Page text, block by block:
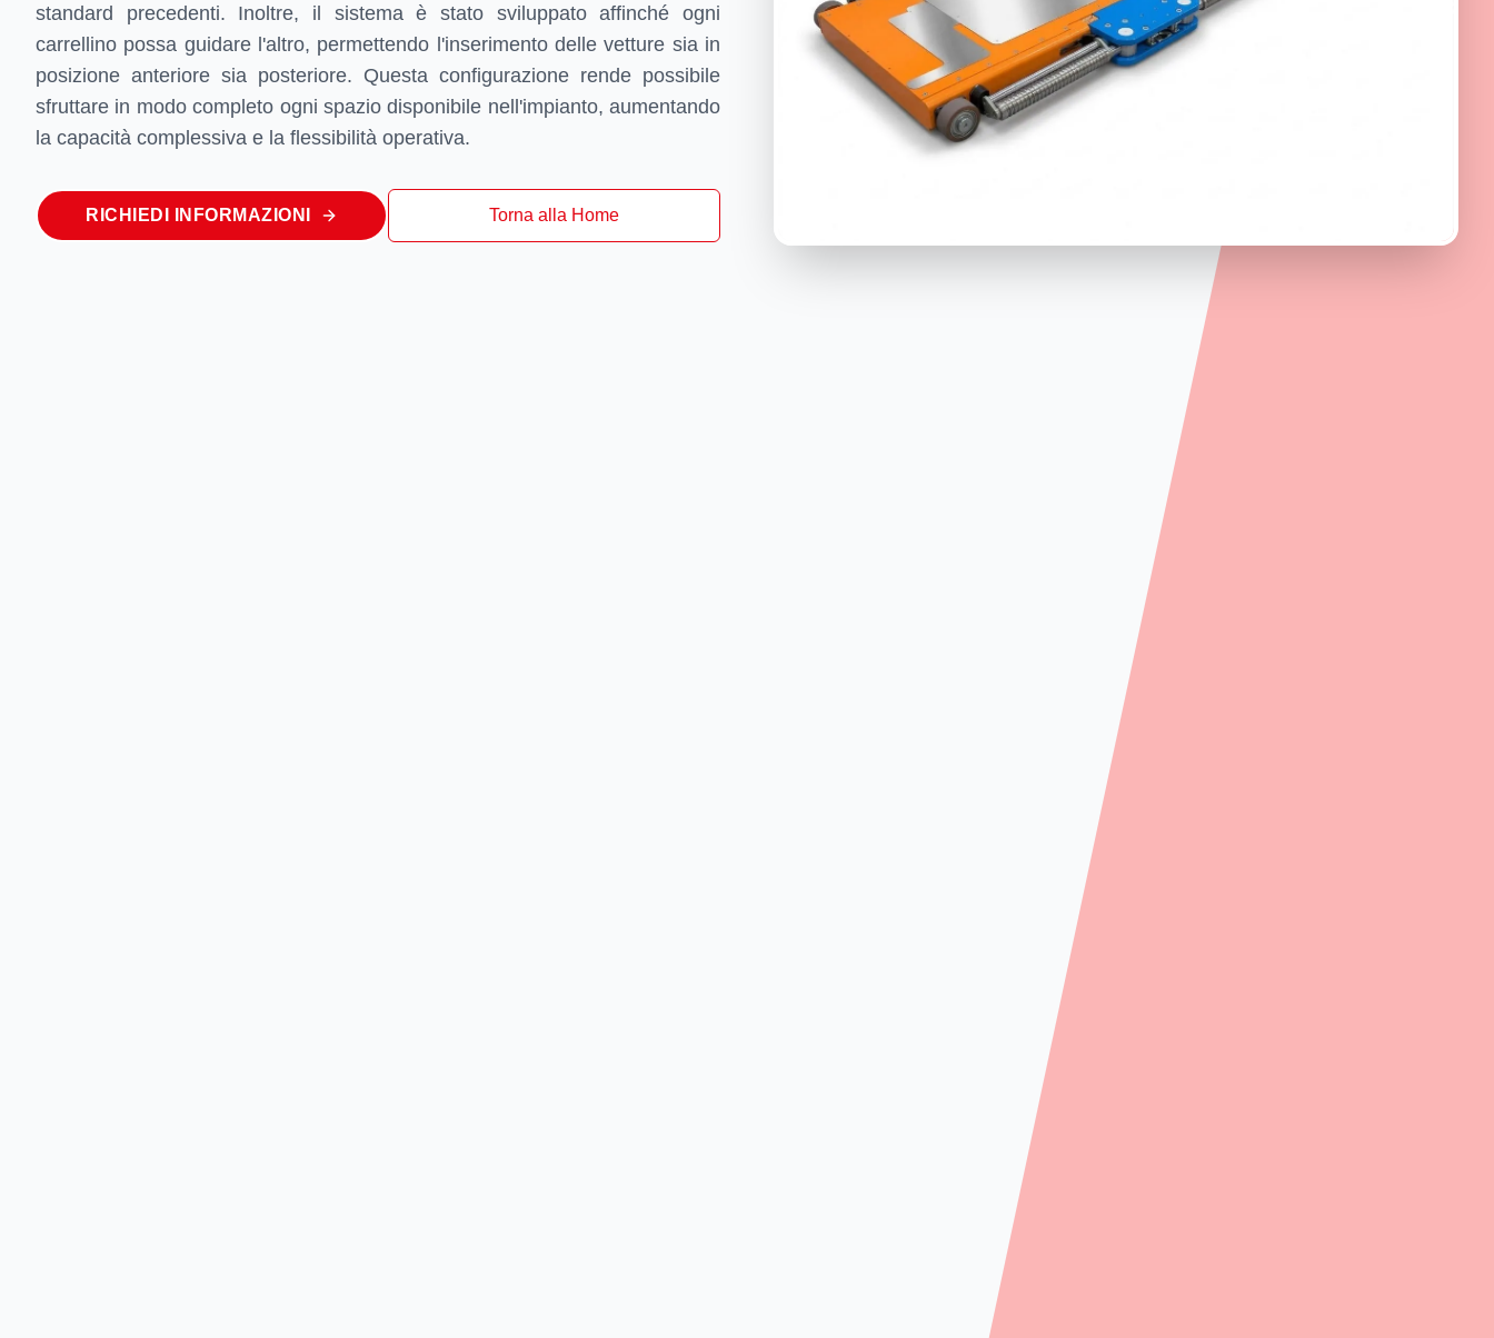
standard precedenti. Inoltre, il sistema è stato sviluppato affinché ogni
carrellino possa guidare l'altro, permettendo l'inserimento delle vetture sia in
posizione anteriore sia posteriore. Questa configurazione rende possibile
sfruttare in modo completo ogni spazio disponibile nell'impianto, aumentando
la capacità complessiva e la flessibilità operativa.
RICHIEDI INFORMAZIONI Torna alla Home